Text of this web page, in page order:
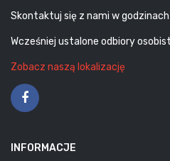
Skontaktuj się z nami w
Wcześniej ustalone odbiory
Zobacz naszą lokalizację
INFORMACJE